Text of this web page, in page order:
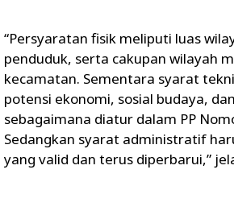
“Persyaratan fisik meliputi luas
penduduk, serta cakupan wilayah
kecamatan. Sementara syarat
potensi ekonomi, sosial budaya,
sebagaimana diatur dalam PP
Sedangkan syarat administratif
yang valid dan terus diperbarui,”